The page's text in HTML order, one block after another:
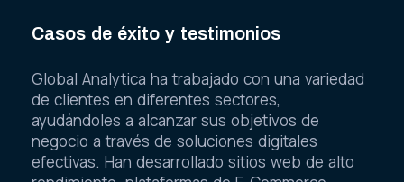
Casos de éxito y testimonios
Global Analytica ha trabajado con una variedad
de clientes en diferentes sectores,
ayudándoles a alcanzar sus objetivos de
negocio a través de soluciones digitales
efectivas. Han desarrollado sitios web de alto